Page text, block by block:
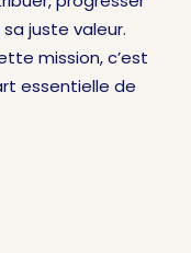
juste valeur.
mission, c’est
essentielle de